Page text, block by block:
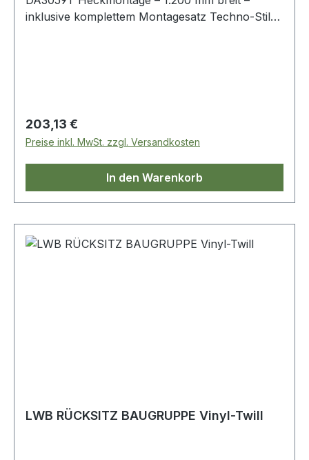
inklusive komplettem Montagesatz Techno-Stil
Regulärer Preis:
203,13 €
Preise inkl. MwSt. zzgl. Versandkosten
In den Warenkorb
LWB RÜCKSITZ BAUGRUPPE Vinyl-Twill